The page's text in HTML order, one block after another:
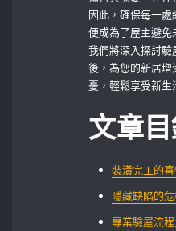
因此，確保每一處
便成為了屋主避免
我們將深入探討
後，為您的新居增
憂，輕鬆享受新生
文章
裝潢完工的
隱藏缺陷的
專業驗屋流